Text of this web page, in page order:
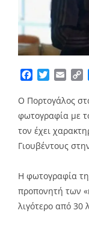
Facebook
Twitter
Ο Πορτογάλος
φωτογραφία με
τον έχει
Γιουβέντους
Η φωτογραφία
προπονητή των
λιγότερο από 30